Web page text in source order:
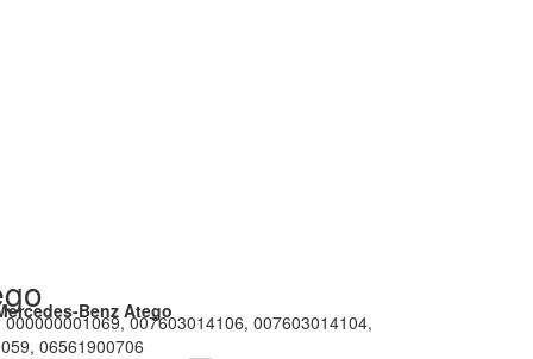
Benz Atego
000000001069, 007603014106, 007603014104,
06561900706